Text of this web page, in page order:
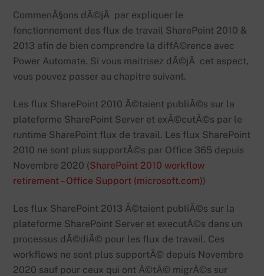
CommenÃ§ons dÃ©jÃ par expliquer le
fonctionnement des flux de travail SharePoint 2010 &
2013 afin de bien comprendre la diffÃ©rence avec
Power Automate. Si vous maitrisez dÃ©jÃ cet aspect,
vous pouvez passer au chapitre suivant.
Les flux SharePoint 2010 Ã©taient publiÃ©s sur la
plateforme SharePoint Server et exÃ©cutÃ©s par le
runtime SharePoint flux de travail. Les flux SharePoint
2010 ne sont plus supportÃ©s par Office 365 depuis
Novembre 2020 (SharePoint 2010 workflow
retirement – Office Support (microsoft.com))
Les flux SharePoint 2013 Ã©taient publiÃ©s sur la
plateforme SharePoint Server et executÃ©s dans un
processus dÃ©diÃ© pour les flux de travail. Ces
workflows ne sont plus supportÃ© depuis Novembre
2020 sauf pour ceux qui ont Ã©tÃ© migrÃ©s sur